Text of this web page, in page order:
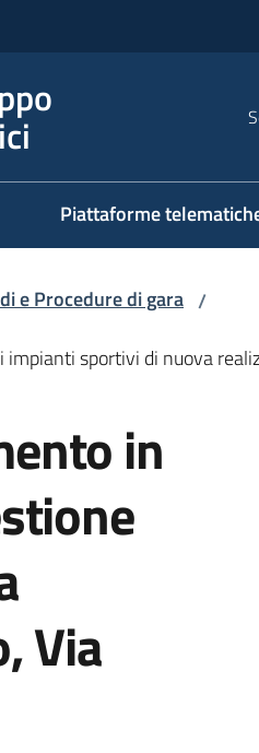
Piattaforme
e Procedure di gara /
sportivi di nuova
in
Via